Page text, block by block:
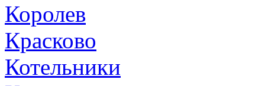
Королев
Красково
Котельники